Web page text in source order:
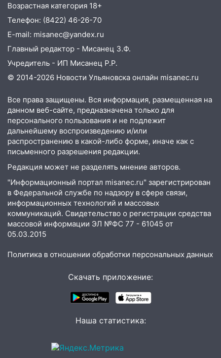
06:10 Двое мигрантов изнасиловали 13-
летнюю девочку в центре Ульяновска
06:00 Мертвеца выкопали, посадили в
мешок и попытались утопить в Волге
05:30 Астрологи назвали самый
опасный день августа: что ждет каждый
04.08.2026
23:27 Прокуратура проверяет
капремонт школы в посёлке Налейка
22:33 Прокуратура проверяет
спортивные объекты в Старой Майне
21:01
Ульяновцев приглашают сдать
кровь: День донора пройдёт 6 августа
20:17 Ульяновская область девятую
неделю подряд удерживает самые
низкие цены на подсолнечное масло
Ульяновской области выросли надои
года благоустроят 20 родников
В Ульяновской области 114 детей-
сирот получили жильё с начала года
Дорожный сезон перевалил за
Возрастная категория 18+
Телефон: (8422) 46-26-70
E-mail: misanec@yandex.ru
Главный редактор - Мисанец З.Ф.
Учредитель - ИП Мисанец Р.Р.
© 2014-2026 Новости Ульяновска онлайн misanec.ru
Все права защищены. Вся информация, размещенная на
данном веб-сайте, предназначена только для
персонального пользования и не подлежит
дальнейшему воспроизведению и/или
распространению в какой-либо форме, иначе как с
письменного разрешения редакции.
Редакция может не разделять мнение авторов.
"Информационный портал misanec.ru" зарегистрирован
в Федеральной службе по надзору в сфере связи,
информационных технологий и массовых
коммуникаций. Свидетельство о регистрации средства
массовой информации ЭЛ №ФС 77 - 61045 от
05.03.2015
Политика в отношении обработки персональных данных
Скачать приложение:
Наша статистика: